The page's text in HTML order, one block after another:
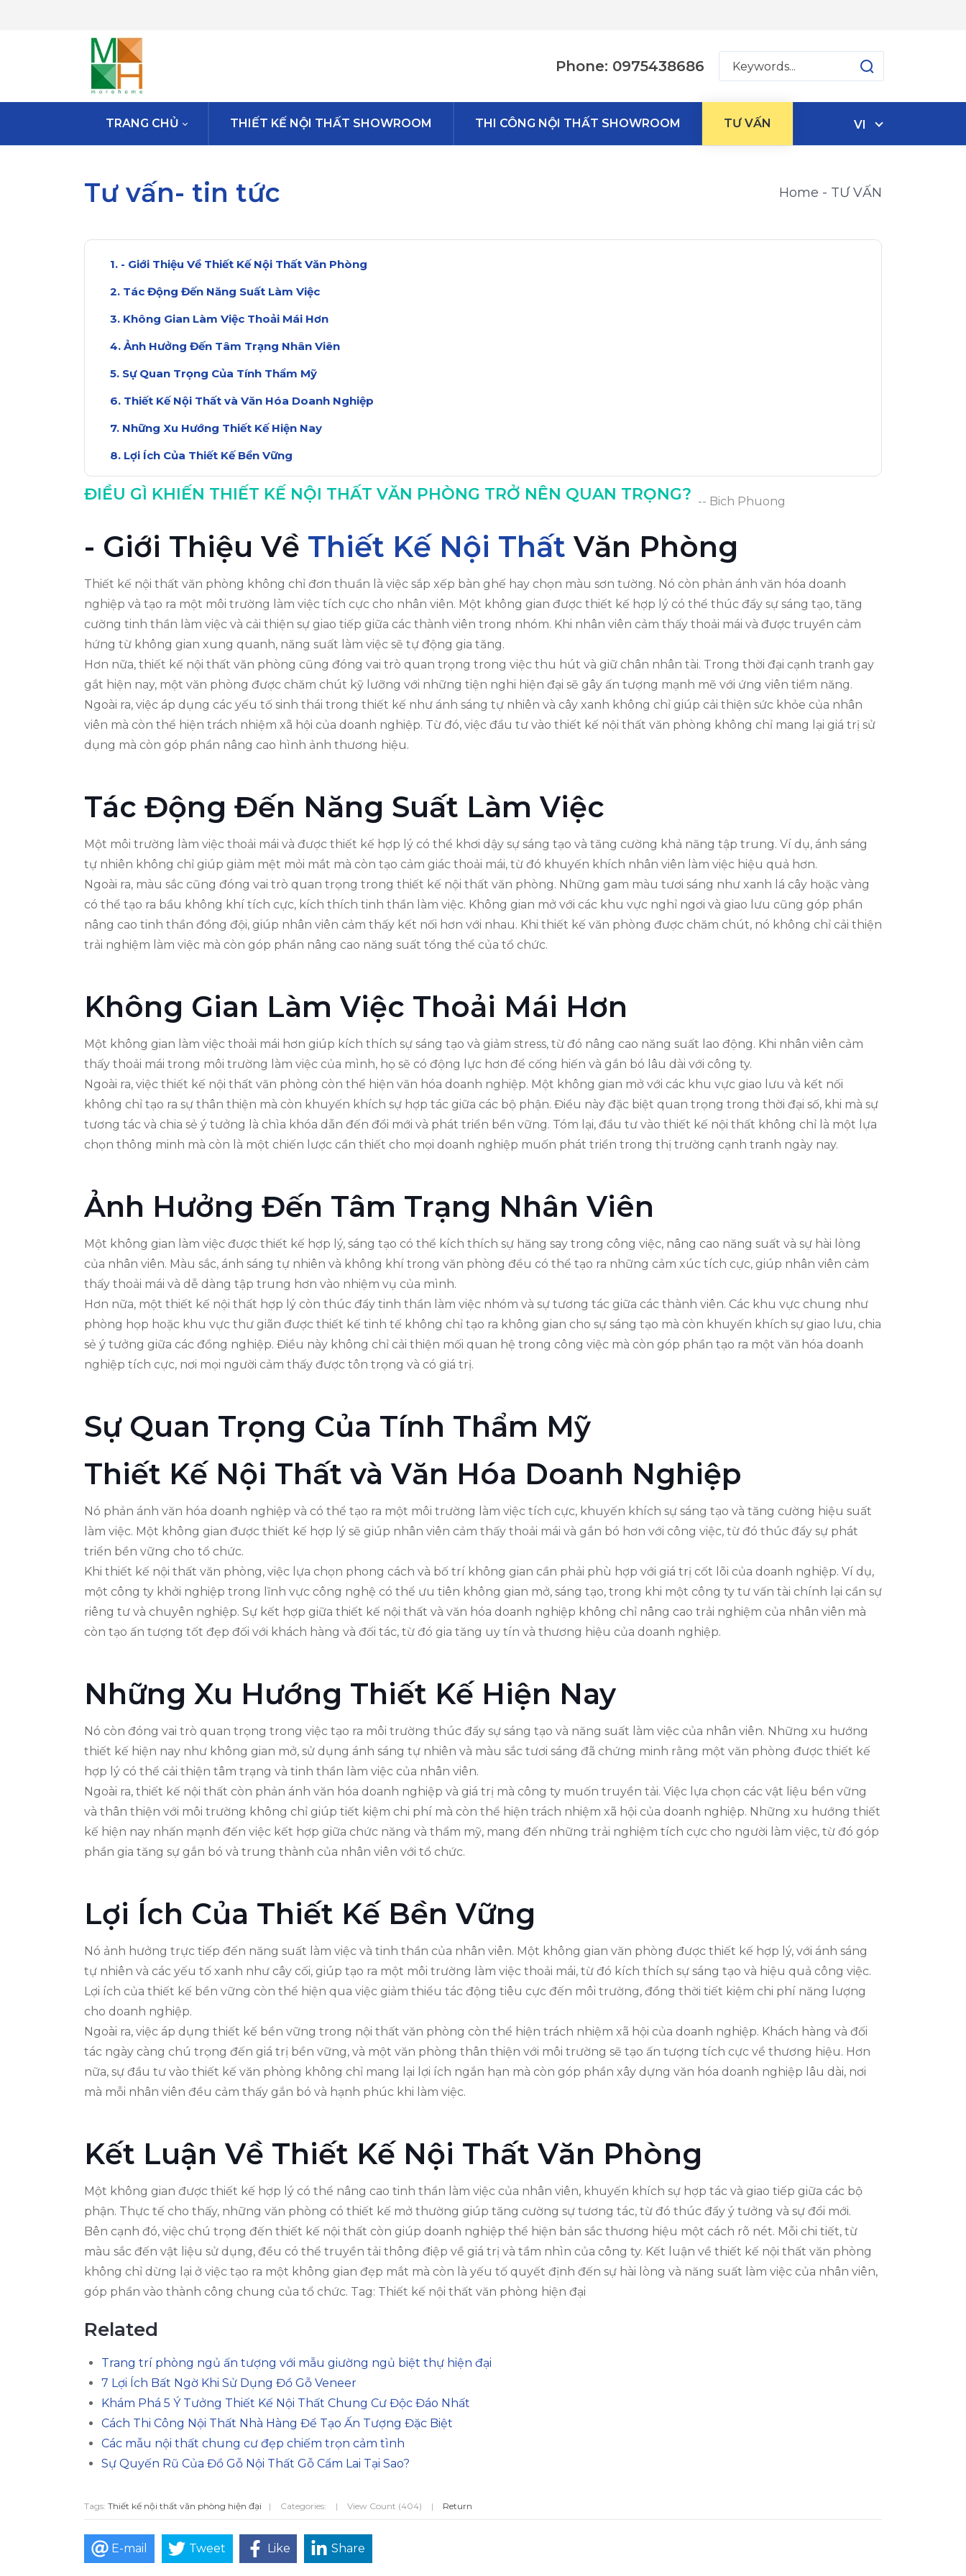
Phone: 0975438686
TRANG CHỦ THIẾT KẾ NỘI THẤT SHOWROOM THI CÔNG NỘI THẤT SHOWROOM TƯ VẤN VI
Tư vấn- tin tức Home TƯ VẤN
- Giới Thiệu Về Thiết Kế Nội Thất Văn Phòng
Tác Động Đến Năng Suất Làm Việc
Không Gian Làm Việc Thoải Mái Hơn
Ảnh Hưởng Đến Tâm Trạng Nhân Viên
Sự Quan Trọng Của Tính Thẩm Mỹ
Thiết Kế Nội Thất và Văn Hóa Doanh Nghiệp
Những Xu Hướng Thiết Kế Hiện Nay
Lợi Ích Của Thiết Kế Bền Vững
Kết Luận Về Thiết Kế Nội Thất Văn Phòng
ĐIỀU GÌ KHIẾN THIẾT KẾ NỘI THẤT VĂN PHÒNG TRỞ NÊN QUAN TRỌNG? -- Bich Phuong
- Giới Thiệu Về Thiết Kế Nội Thất Văn Phòng
Thiết kế nội thất văn phòng không chỉ đơn thuần là việc sắp xếp bàn ghế hay chọn màu sơn tường. Nó còn phản ánh văn hóa doanh
nghiệp và tạo ra một môi trường làm việc tích cực cho nhân viên. Một không gian được thiết kế hợp lý có thể thúc đẩy sự sáng tạo, tăng
cường tinh thần làm việc và cải thiện sự giao tiếp giữa các thành viên trong nhóm. Khi nhân viên cảm thấy thoải mái và được truyền cảm
hứng từ không gian xung quanh, năng suất làm việc sẽ tự động gia tăng.
Hơn nữa, thiết kế nội thất văn phòng cũng đóng vai trò quan trọng trong việc thu hút và giữ chân nhân tài. Trong thời đại cạnh tranh gay
gắt hiện nay, một văn phòng được chăm chút kỹ lưỡng với những tiện nghi hiện đại sẽ gây ấn tượng mạnh mẽ với ứng viên tiềm năng.
Ngoài ra, việc áp dụng các yếu tố sinh thái trong thiết kế như ánh sáng tự nhiên và cây xanh không chỉ giúp cải thiện sức khỏe của nhân
viên mà còn thể hiện trách nhiệm xã hội của doanh nghiệp. Từ đó, việc đầu tư vào thiết kế nội thất văn phòng không chỉ mang lại giá trị sử
dụng mà còn góp phần nâng cao hình ảnh thương hiệu.
Tác Động Đến Năng Suất Làm Việc
Một môi trường làm việc thoải mái và được thiết kế hợp lý có thể khơi dậy sự sáng tạo và tăng cường khả năng tập trung. Ví dụ, ánh sáng
tự nhiên không chỉ giúp giảm mệt mỏi mắt mà còn tạo cảm giác thoải mái, từ đó khuyến khích nhân viên làm việc hiệu quả hơn.
Ngoài ra, màu sắc cũng đóng vai trò quan trọng trong thiết kế nội thất văn phòng. Những gam màu tươi sáng như xanh lá cây hoặc vàng
có thể tạo ra bầu không khí tích cực, kích thích tinh thần làm việc. Không gian mở với các khu vực nghỉ ngơi và giao lưu cũng góp phần
nâng cao tinh thần đồng đội, giúp nhân viên cảm thấy kết nối hơn với nhau. Khi thiết kế văn phòng được chăm chút, nó không chỉ cải thiện
trải nghiệm làm việc mà còn góp phần nâng cao năng suất tổng thể của tổ chức.
Không Gian Làm Việc Thoải Mái Hơn
Một không gian làm việc thoải mái hơn giúp kích thích sự sáng tạo và giảm stress, từ đó nâng cao năng suất lao động. Khi nhân viên cảm
thấy thoải mái trong môi trường làm việc của mình, họ sẽ có động lực hơn để cống hiến và gắn bó lâu dài với công ty.
Ngoài ra, việc thiết kế nội thất văn phòng còn thể hiện văn hóa doanh nghiệp. Một không gian mở với các khu vực giao lưu và kết nối
không chỉ tạo ra sự thân thiện mà còn khuyến khích sự hợp tác giữa các bộ phận. Điều này đặc biệt quan trọng trong thời đại số, khi mà sự
tương tác và chia sẻ ý tưởng là chìa khóa dẫn đến đổi mới và phát triển bền vững. Tóm lại, đầu tư vào thiết kế nội thất không chỉ là một lựa
chọn thông minh mà còn là một chiến lược cần thiết cho mọi doanh nghiệp muốn phát triển trong thị trường cạnh tranh ngày nay.
Ảnh Hưởng Đến Tâm Trạng Nhân Viên
Một không gian làm việc được thiết kế hợp lý, sáng tạo có thể kích thích sự hăng say trong công việc, nâng cao năng suất và sự hài lòng
của nhân viên. Màu sắc, ánh sáng tự nhiên và không khí trong văn phòng đều có thể tạo ra những cảm xúc tích cực, giúp nhân viên cảm
thấy thoải mái và dễ dàng tập trung hơn vào nhiệm vụ của mình.
Hơn nữa, một thiết kế nội thất hợp lý còn thúc đẩy tinh thần làm việc nhóm và sự tương tác giữa các thành viên. Các khu vực chung như
phòng họp hoặc khu vực thư giãn được thiết kế tinh tế không chỉ tạo ra không gian cho sự sáng tạo mà còn khuyến khích sự giao lưu, chia
sẻ ý tưởng giữa các đồng nghiệp. Điều này không chỉ cải thiện mối quan hệ trong công việc mà còn góp phần tạo ra một văn hóa doanh
nghiệp tích cực, nơi mọi người cảm thấy được tôn trọng và có giá trị.
Sự Quan Trọng Của Tính Thẩm Mỹ
Thiết Kế Nội Thất và Văn Hóa Doanh Nghiệp
Nó phản ánh văn hóa doanh nghiệp và có thể tạo ra một môi trường làm việc tích cực, khuyến khích sự sáng tạo và tăng cường hiệu suất
làm việc. Một không gian được thiết kế hợp lý sẽ giúp nhân viên cảm thấy thoải mái và gắn bó hơn với công việc, từ đó thúc đẩy sự phát
triển bền vững cho tổ chức.
Khi thiết kế nội thất văn phòng, việc lựa chọn phong cách và bố trí không gian cần phải phù hợp với giá trị cốt lõi của doanh nghiệp. Ví dụ,
một công ty khởi nghiệp trong lĩnh vực công nghệ có thể ưu tiên không gian mở, sáng tạo, trong khi một công ty tư vấn tài chính lại cần sự
riêng tư và chuyên nghiệp. Sự kết hợp giữa thiết kế nội thất và văn hóa doanh nghiệp không chỉ nâng cao trải nghiệm của nhân viên mà
còn tạo ấn tượng tốt đẹp đối với khách hàng và đối tác, từ đó gia tăng uy tín và thương hiệu của doanh nghiệp.
Những Xu Hướng Thiết Kế Hiện Nay
Nó còn đóng vai trò quan trọng trong việc tạo ra môi trường thúc đẩy sự sáng tạo và năng suất làm việc của nhân viên. Những xu hướng
thiết kế hiện nay như không gian mở, sử dụng ánh sáng tự nhiên và màu sắc tươi sáng đã chứng minh rằng một văn phòng được thiết kế
hợp lý có thể cải thiện tâm trạng và tinh thần làm việc của nhân viên.
Ngoài ra, thiết kế nội thất còn phản ánh văn hóa doanh nghiệp và giá trị mà công ty muốn truyền tải. Việc lựa chọn các vật liệu bền vững
và thân thiện với môi trường không chỉ giúp tiết kiệm chi phí mà còn thể hiện trách nhiệm xã hội của doanh nghiệp. Những xu hướng thiết
kế hiện nay nhấn mạnh đến việc kết hợp giữa chức năng và thẩm mỹ, mang đến những trải nghiệm tích cực cho người làm việc, từ đó góp
phần gia tăng sự gắn bó và trung thành của nhân viên với tổ chức.
Lợi Ích Của Thiết Kế Bền Vững
Nó ảnh hưởng trực tiếp đến năng suất làm việc và tinh thần của nhân viên. Một không gian văn phòng được thiết kế hợp lý, với ánh sáng
tự nhiên và các yếu tố xanh như cây cối, giúp tạo ra một môi trường làm việc thoải mái, từ đó kích thích sự sáng tạo và hiệu quả công việc.
Lợi ích của thiết kế bền vững còn thể hiện qua việc giảm thiểu tác động tiêu cực đến môi trường, đồng thời tiết kiệm chi phí năng lượng
cho doanh nghiệp.
Ngoài ra, việc áp dụng thiết kế bền vững trong nội thất văn phòng còn thể hiện trách nhiệm xã hội của doanh nghiệp. Khách hàng và đối
tác ngày càng chú trọng đến giá trị bền vững, và một văn phòng thân thiện với môi trường sẽ tạo ấn tượng tích cực về thương hiệu. Hơn
nữa, sự đầu tư vào thiết kế văn phòng không chỉ mang lại lợi ích ngắn hạn mà còn góp phần xây dựng văn hóa doanh nghiệp lâu dài, nơi
mà mỗi nhân viên đều cảm thấy gắn bó và hạnh phúc khi làm việc.
Kết Luận Về Thiết Kế Nội Thất Văn Phòng
Một không gian được thiết kế hợp lý có thể nâng cao tinh thần làm việc của nhân viên, khuyến khích sự hợp tác và giao tiếp giữa các bộ
phận. Thực tế cho thấy, những văn phòng có thiết kế mở thường giúp tăng cường sự tương tác, từ đó thúc đẩy ý tưởng và sự đổi mới.
Bên cạnh đó, việc chú trọng đến thiết kế nội thất còn giúp doanh nghiệp thể hiện bản sắc thương hiệu một cách rõ nét. Mỗi chi tiết, từ
màu sắc đến vật liệu sử dụng, đều có thể truyền tải thông điệp về giá trị và tầm nhìn của công ty. Kết luận về thiết kế nội thất văn phòng
không chỉ dừng lại ở việc tạo ra một không gian đẹp mắt mà còn là yếu tố quyết định đến sự hài lòng và năng suất làm việc của nhân viên,
góp phần vào thành công chung của tổ chức. Tag: Thiết kế nội thất văn phòng hiện đại
Related
Trang trí phòng ngủ ấn tượng với mẫu giường ngủ biệt thự hiện đại
7 Lợi Ích Bất Ngờ Khi Sử Dụng Đồ Gỗ Veneer
Khám Phá 5 Ý Tưởng Thiết Kế Nội Thất Chung Cư Độc Đáo Nhất
Cách Thi Công Nội Thất Nhà Hàng Để Tạo Ấn Tượng Đặc Biệt
Các mẫu nội thất chung cư đẹp chiếm trọn cảm tình
Sự Quyến Rũ Của Đồ Gỗ Nội Thất Gỗ Cẩm Lai Tại Sao?
Tags: Thiết kế nội thất văn phòng hiện đại | Categories: | View Count (404) | Return
E-mail Tweet Like Share